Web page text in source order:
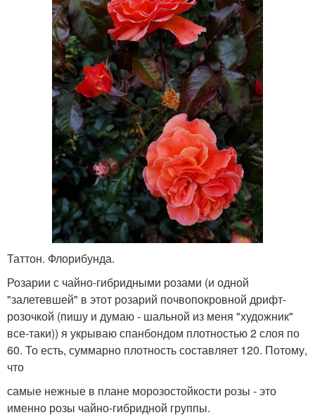
Таттон. Флорибунда.
Розарии с чайно-гибридными розами (и одной
"залетевшей" в этот розарий почвопокровной дрифт-
розочкой (пишу и думаю - шальной из меня "художник"
все-таки)) я укрываю спанбондом плотностью 2 слоя по
60. То есть, суммарно плотность составляет 120. Потому,
что
самые нежные в плане морозостойкости розы - это
именно розы чайно-гибридной группы.